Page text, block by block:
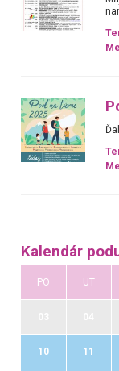
Kalendár
PO UT
10 11